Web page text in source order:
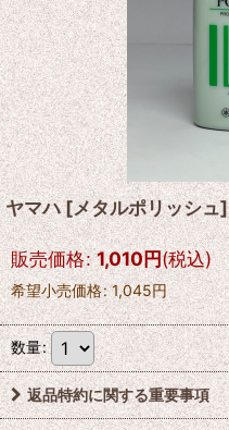
ヤマハ[メタルポリッシュ]
販売価格: 1,010円(税込)
希望小売価格: 1,045円
数量:
返品特約に関する重要事項